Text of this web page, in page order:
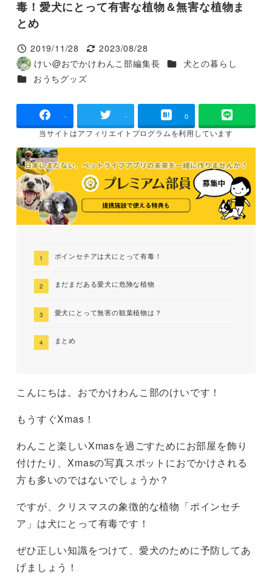
毒！愛犬にとって有害な植物＆無害な植物ま
とめ
投稿日
2019/11/28
更新日
2023/08/28
著
者
けい@おでかけわんこ部編集長 カテゴリー
犬との暮らし
カテゴリー
おうちグッズ
- - 0
当サイトはアフィリエイトプログラムを利用しています
ポインセチアは犬にとって有毒！
まだまだある愛犬に危険な植物
愛犬にとって無害の観葉植物は？
まとめ
こんにちは。おでかけわんこ部のけいです！
もうすぐXmas！
わんこと楽しいXmasを過ごすためにお部屋を飾り
付けたり、Xmasの写真スポットにおでかけされる
方も多いのではないでしょうか？
ですが、クリスマスの象徴的な植物「ポインセチ
ア」は犬にとって有毒です！
ぜひ正しい知識をつけて、愛犬のために予防してあ
げましょう！